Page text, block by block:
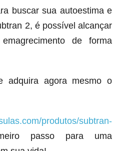
buscar sua autoestima e
2, é possível alcançar
de forma
adquira agora mesmo o
produtos/subtran-
passo para uma